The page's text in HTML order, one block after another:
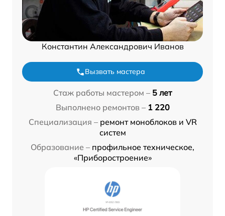
Константин Александрович Иванов
Вызвать мастера
Стаж работы мастером – 5 лет
Выполнено ремонтов – 1 220
Специализация – ремонт моноблоков и VR
систем
Образование – профильное техническое,
«Приборостроение»